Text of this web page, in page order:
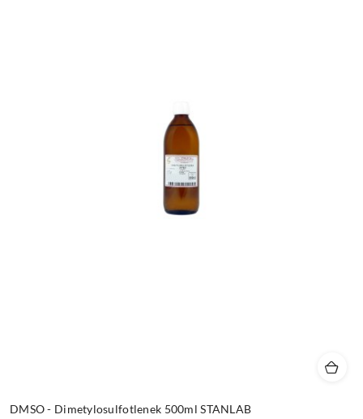
DMSO - Dimetylosulfotlenek 500ml STANLAB